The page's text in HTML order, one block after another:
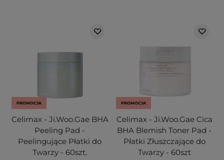
PROMOCJA
Celimax - Ji.Woo.Gae BHA
Peeling Pad -
Peelingujące Płatki do
Twarzy - 60szt.
PROMOCJA
Celimax - Ji.Woo.Gae Cica
BHA Blemish Toner Pad -
Płatki Złuszczające do
Twarzy - 60szt